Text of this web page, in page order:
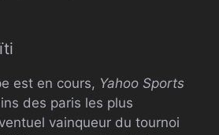
est en cours, Yahoo Sports
des paris les plus
vainqueur du tournoi